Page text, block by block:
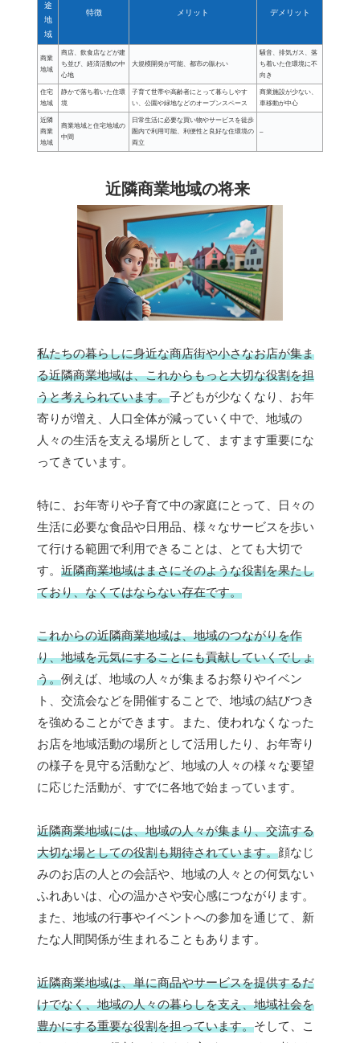
途
地
域
特徴 メリット デメリット
商業
地域
商店、飲食店などが建
ち並び、経済活動の中
心地
大規模開発が可能、都市の賑わい
騒音、排気ガス、落
ち着いた住環境に不
向き
住宅
地域
静かで落ち着いた住環
境
子育て世帯や高齢者にとって暮らしやす
い、公園や緑地などのオープンスペース
商業施設が少ない、
車移動が中心
近隣
商業
地域
商業地域と住宅地域の
中間
日常生活に必要な買い物やサービスを徒歩
圏内で利用可能、利便性と良好な住環境の
両立
–
近隣商業地域の将来
私たちの暮らしに身近な商店街や小さなお店が集ま
る近隣商業地域は、これからもっと大切な役割を担
うと考えられています。子どもが少なくなり、お年
寄りが増え、人口全体が減っていく中で、地域の
人々の生活を支える場所として、ますます重要にな
ってきています。
特に、お年寄りや子育て中の家庭にとって、日々の
生活に必要な食品や日用品、様々なサービスを歩い
て行ける範囲で利用できることは、とても大切で
す。 近隣商業地域はまさにそのような役割を果たし
ており、なくてはならない存在です。
これからの近隣商業地域は、地域のつながりを作
り、地域を元気にすることにも貢献していくでしょ
う。例えば、地域の人々が集まるお祭りやイベン
ト、交流会などを開催することで、地域の結びつき
を強めることができます。また、使われなくなった
お店を地域活動の場所として活用したり、お年寄り
の様子を見守る活動など、地域の人々の様々な要望
に応じた活動が、すでに各地で始まっています。
近隣商業地域には、地域の人々が集まり、交流する
大切な場としての役割も期待されています。顔なじ
みのお店の人との会話や、地域の人々との何気ない
ふれあいは、心の温かさや安心感につながります。
また、地域の行事やイベントへの参加を通じて、新
たな人間関係が生まれることもあります。
近隣商業地域は、単に商品やサービスを提供するだ
けでなく、地域の人々の暮らしを支え、地域社会を
豊かにする重要な役割を担っています。そして、こ